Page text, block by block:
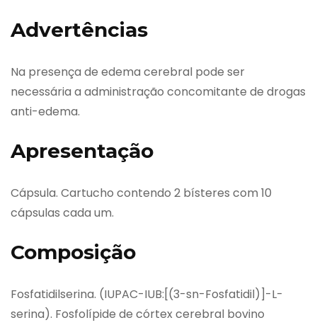
Advertências
Na presença de edema cerebral pode ser
necessária a administração concomitante de drogas
anti-edema.
Apresentação
Cápsula. Cartucho contendo 2 bísteres com 10
cápsulas cada um.
Composição
Fosfatidilserina. (IUPAC-IUB:[(3-sn-Fosfatidil)]-L-
serina). Fosfolípide de córtex cerebral bovino